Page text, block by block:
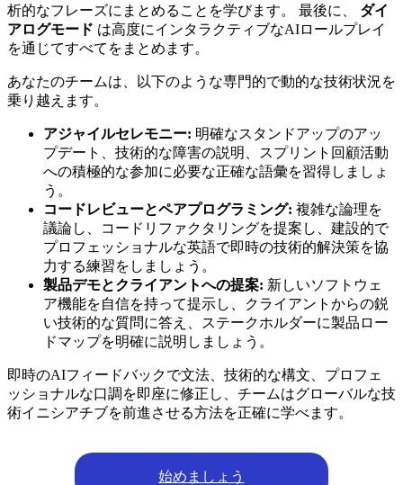
析的なフレーズにまとめることを学びます。 最後に、 ダイ
アログモード は高度にインタラクティブなAIロールプレイ
を通じてすべてをまとめます。
あなたのチームは、以下のような専門的で動的な技術状況を
乗り越えます。
アジャイルセレモニー: 明確なスタンドアップのアッ
プデート、技術的な障害の説明、スプリント回顧活動
への積極的な参加に必要な正確な語彙を習得しましょ
う。
コードレビューとペアプログラミング: 複雑な論理を
議論し、コードリファクタリングを提案し、建設的で
プロフェッショナルな英語で即時の技術的解決策を協
力する練習をしましょう。
製品デモとクライアントへの提案: 新しいソフトウェ
ア機能を自信を持って提示し、クライアントからの鋭
い技術的な質問に答え、ステークホルダーに製品ロー
ドマップを明確に説明しましょう。
即時のAIフィードバックで文法、技術的な構文、プロフェ
ッショナルな口調を即座に修正し、チームはグローバルな技
術イニシアチブを前進させる方法を正確に学べます。
始めましょう